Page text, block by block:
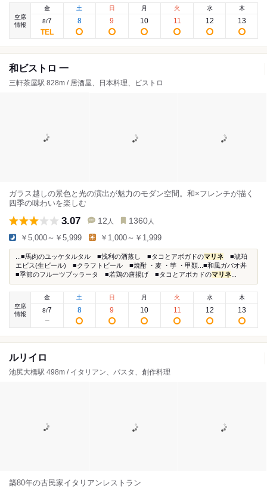
空席
情報
金
8/7
土
8
日
9
月
10
火
11
水
12
木
13
和ビストロ 一
三軒茶屋駅 828m / 居酒屋、日本料理、ビストロ
ガラス越しの景色と光の演出が魅力のモダン空間。和×フレンチが描く
四季の味わいを楽しむ
3.07 12 人 1360 人
￥5,000～￥5,999 ￥1,000～￥1,999
...■馬肉のユッケタルタル ■浅利の酒蒸し ■タコとアボガドのマリネ ■琥珀
エビス(生ビール) ■クラフトビール ■焼酎 ・麦 ・芋 ・甲類...■和風ガパオ丼
■季節のフルーツブッラータ ■若鶏の唐揚げ ■タコとアボカドのマリネ
空席
情報
金
8/7
土
8
日
9
月
10
火
11
水
12
木
13
ルリイロ
池尻大橋駅 498m / イタリアン、パスタ、創作料理
築80年の古民家イタリアンレストラン